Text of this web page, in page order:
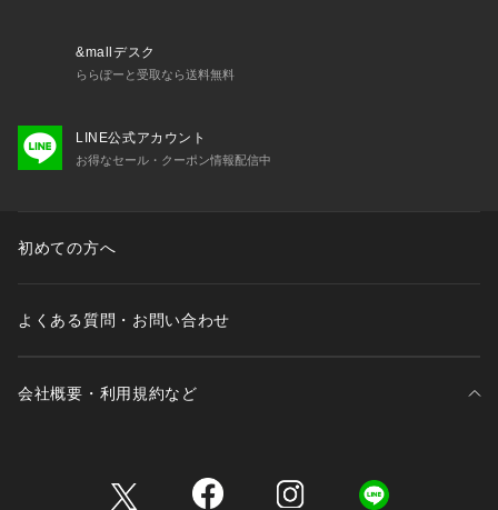
※商品に不良が無い場合、包装紙および箱の彼損がございまし
ても発送いたします。
&mallデスク
ららぽーと受取なら送料無料
LINE公式アカウント
お得なセール・クーポン情報配信中
初めての方へ
よくある質問・お問い合わせ
会社概要・利用規約など